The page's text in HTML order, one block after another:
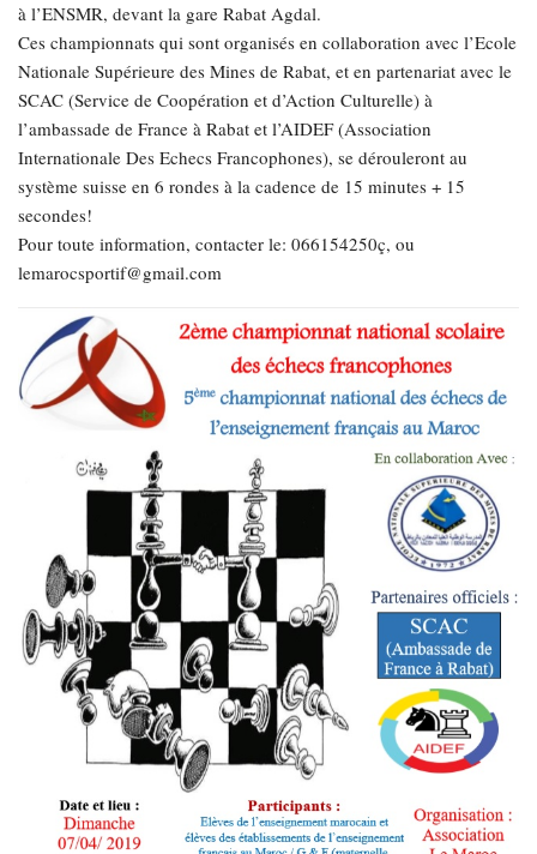
à l’ENSMR, devant la gare Rabat Agdal.
Ces championnats qui sont organisés en collaboration avec l’Ecole
Nationale Supérieure des Mines de Rabat, et en partenariat avec le
SCAC (Service de Coopération et d’Action Culturelle) à
l’ambassade de France à Rabat et l’AIDEF (Association
Internationale Des Echecs Francophones), se dérouleront au
système suisse en 6 rondes à la cadence de 15 minutes + 15
secondes!
Pour toute information, contacter le: 066154250ç, ou
lemarocsportif@gmail.com